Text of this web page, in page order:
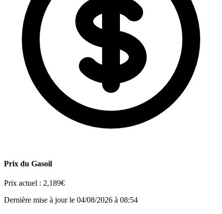
Prix du Gasoil
Prix actuel : 2,189€
Dernière mise à jour le 04/08/2026 à 08:54